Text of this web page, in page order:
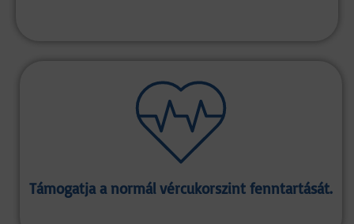
Támogatja a normál vércukorszint fenntartását.